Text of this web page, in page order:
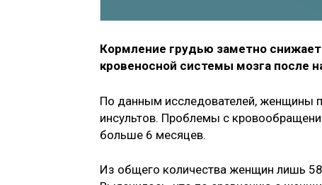
Кормление грудью заметно снижает
кровеносной системы мозга после
По данным исследователей, женщины
инсультов. Проблемы с
больше 6 месяцев.
Из общего количества женщин лишь